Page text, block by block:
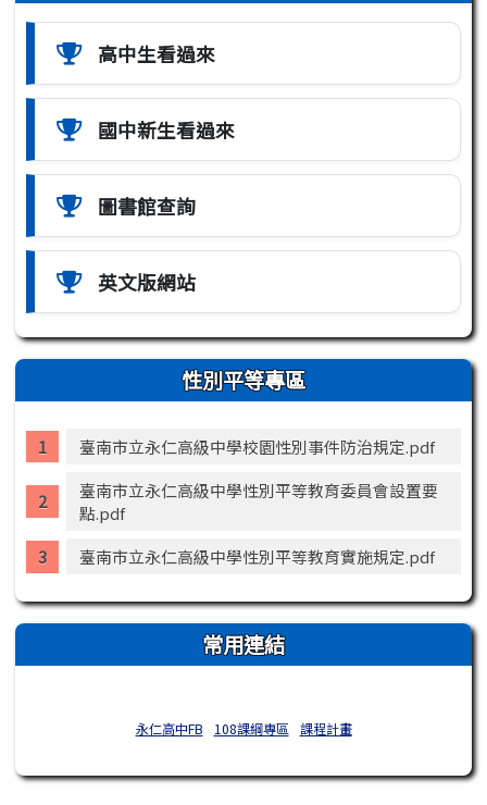
高中生看過來
國中新生看過來
圖書館查詢
英文版網站
性別平等專區
臺南市立永仁高級中學校園性別事件防治規定.pdf
臺南市立永仁高級中學性別平等教育委員會設置要
點.pdf
臺南市立永仁高級中學性別平等教育實施規定.pdf
常用連結
永仁高中FB 108課綱專區 課程計畫